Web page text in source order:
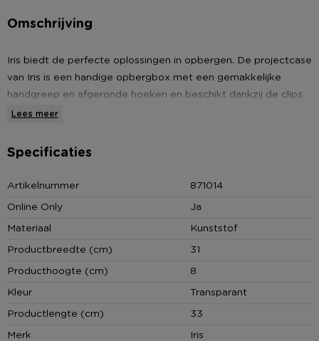
Omschrijving
Iris biedt de perfecte oplossingen in opbergen. De projectcase
van Iris is een handige opbergbox met een gemakkelijke
handgreep en afgeronde hoeken en beschikt dankzij de clips
over een goed afsluitbare scharnierdeksel. De projectcase is
het opbergen van kleine items zoals kinderspullen,
hobbyspullen en nog veel meer. Dankzij de 2 dividers is het de
ideale oplossing voor het organiseren van alle kleine items.
Belangrijkste kenmerken
* Transparant materiaal voor overzichtelijk opbergen
* Het scharnierdeksel van de opbergbox heeft een functioneel
* De clips zorgen voor een goede afsluiting van de deksel
* Inclusief 2 dividers
* De producten zijn licht in gewicht, makkelijk te reinigen,
Lees meer
Specificaties
Artikelnummer
871014
Online Only
Ja
Materiaal
Kunststof
Productbreedte (cm)
31
Producthoogte (cm)
8
Kleur
Transparant
Productlengte (cm)
33
Merk
Iris